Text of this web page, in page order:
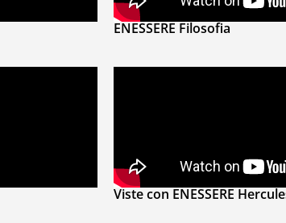
ENESSERE Filosofia
Viste con ENESSERE